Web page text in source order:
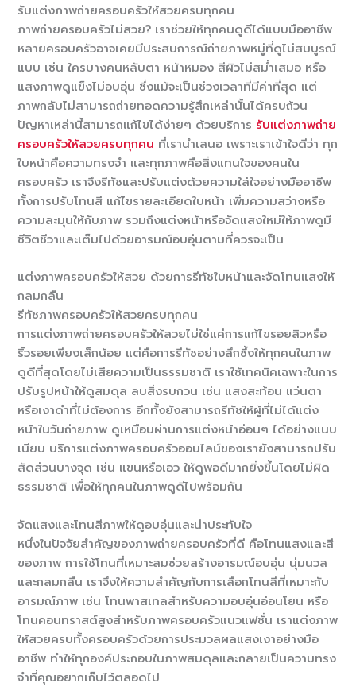
รับแต่งภาพถ่ายครอบครัวให้สวยครบทุกคน
ภาพถ่ายครอบครัวไม่สวย? เราช่วยให้ทุกคนดูดีได้แบบมืออาชีพ
หลายครอบครัวอาจเคยมีประสบการณ์ถ่ายภาพหมู่ที่ดูไม่สมบูรณ์
แบบ เช่น ใครบางคนหลับตา หน้าหมอง สีผิวไม่สม่ำเสมอ หรือ
แสงภาพดูแข็งไม่อบอุ่น ซึ่งแม้จะเป็นช่วงเวลาที่มีค่าที่สุด แต่
ภาพกลับไม่สามารถถ่ายทอดความรู้สึกเหล่านั้นได้ครบถ้วน
ปัญหาเหล่านี้สามารถแก้ไขได้ง่ายๆ ด้วยบริการ รับแต่งภาพถ่าย
ครอบครัวให้สวยครบทุกคน ที่เรานำเสนอ เพราะเราเข้าใจดีว่า ทุก
ใบหน้าคือความทรงจำ และทุกภาพคือสิ่งแทนใจของคนใน
ครอบครัว เราจึงรีทัชและปรับแต่งด้วยความใส่ใจอย่างมืออาชีพ
ทั้งการปรับโทนสี แก้ไขรายละเอียดใบหน้า เพิ่มความสว่างหรือ
ความละมุนให้กับภาพ รวมถึงแต่งหน้าหรือจัดแสงใหม่ให้ภาพดูมี
ชีวิตชีวาและเต็มไปด้วยอารมณ์อบอุ่นตามที่ควรจะเป็น
แต่งภาพครอบครัวให้สวย ด้วยการรีทัชใบหน้าและจัดโทนแสงให้
กลมกลืน
รีทัชภาพครอบครัวให้สวยครบทุกคน
การแต่งภาพถ่ายครอบครัวให้สวยไม่ใช่แค่การแก้ไขรอยสิวหรือ
ริ้วรอยเพียงเล็กน้อย แต่คือการรีทัชอย่างลึกซึ้งให้ทุกคนในภาพ
ดูดีที่สุดโดยไม่เสียความเป็นธรรมชาติ เราใช้เทคนิคเฉพาะในการ
ปรับรูปหน้าให้ดูสมดุล ลบสิ่งรบกวน เช่น แสงสะท้อน แว่นตา
หรือเงาดำที่ไม่ต้องการ อีกทั้งยังสามารถรีทัชให้ผู้ที่ไม่ได้แต่ง
หน้าในวันถ่ายภาพ ดูเหมือนผ่านการแต่งหน้าอ่อนๆ ได้อย่างแนบ
เนียน บริการแต่งภาพครอบครัวออนไลน์ของเรายังสามารถปรับ
สัดส่วนบางจุด เช่น แขนหรือเอว ให้ดูพอดีมากยิ่งขึ้นโดยไม่ผิด
ธรรมชาติ เพื่อให้ทุกคนในภาพดูดีไปพร้อมกัน
จัดแสงและโทนสีภาพให้ดูอบอุ่นและน่าประทับใจ
หนึ่งในปัจจัยสำคัญของภาพถ่ายครอบครัวที่ดี คือโทนแสงและสี
ของภาพ การใช้โทนที่เหมาะสมช่วยสร้างอารมณ์อบอุ่น นุ่มนวล
และกลมกลืน เราจึงให้ความสำคัญกับการเลือกโทนสีที่เหมาะกับ
อารมณ์ภาพ เช่น โทนพาสเทลสำหรับความอบอุ่นอ่อนโยน หรือ
โทนคอนทราสต์สูงสำหรับภาพครอบครัวแนวแฟชั่น เราแต่งภาพ
ให้สวยครบทั้งครอบครัวด้วยการประมวลผลแสงเงาอย่างมือ
อาชีพ ทำให้ทุกองค์ประกอบในภาพสมดุลและกลายเป็นความทรง
จำที่คุณอยากเก็บไว้ตลอดไป